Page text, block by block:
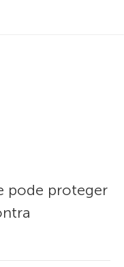
Kaspersky
pode proteger